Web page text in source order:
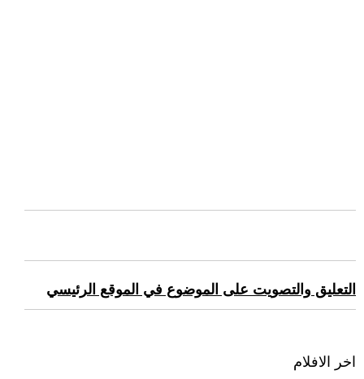
التعليق والتصويت على الموضوع في الموقع الرئيسي
اخر الافلام